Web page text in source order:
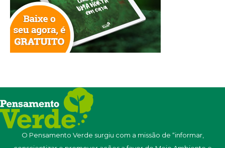
O Pensamento Verde surgiu com a missão de “informar,